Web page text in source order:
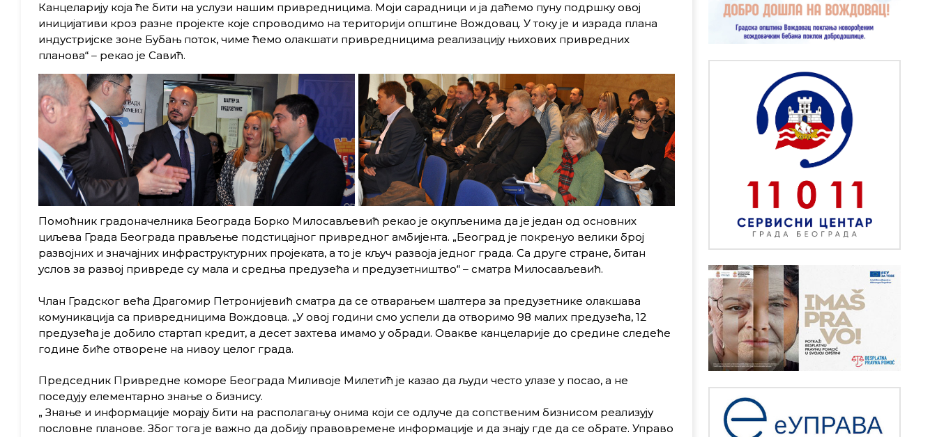
Канцеларију која ће бити на услузи нашим привредницима. Моји сарадници и ја даћемо пуну подршку овој
иницијативи кроз разне пројекте које спроводимо на територији општине Вождовац. У току је и израда плана
индустријске зоне Бубањ поток, чиме ћемо олакшати привредницима реализацију њихових привредних
планова“ – рекао је Савић.
Помоћник градоначелника Београда Борко Милосављевић рекао је окупљенима да је један од основних
циљева Града Београда прављење подстицајног привредног амбијента. „Београд је покренуо велики број
развојних и значајних инфраструктурних пројеката, а то је кључ развоја једног града. Са друге стране, битан
услов за развој привреде су мала и средња предузећа и предузетништво“ – сматра Милосављевић.
Члан Градског већа Драгомир Петронијевић сматра да се отварањем шалтера за предузетнике олакшава
комуникација са привредницима Вождовца. „У овој години смо успели да отворимо 98 малих предузећа, 12
предузећа је добило стартап кредит, а десет захтева имамо у обради. Овакве канцеларије до средине следеће
године биће отворене на нивоу целог града.
Председник Привредне коморе Београда Миливоје Милетић је казао да људи често улазе у посао, а не
поседују елементарно знање о бизнису.
„ Знање и информације морају бити на располагању онима који се одлуче да сопственим бизнисом реализују
пословне планове. Због тога је важно да добију правовремене информације и да знају где да се обрате. Управо